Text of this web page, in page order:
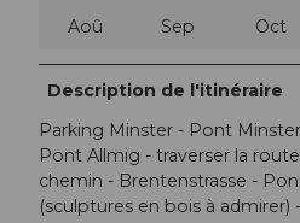
Aoû Sep Oct
Description de l'itinéraire
Parking Minster - Pont
Pont Allmig - traverser la
chemin - Brentenstrasse -
(sculptures en bois à admirer)